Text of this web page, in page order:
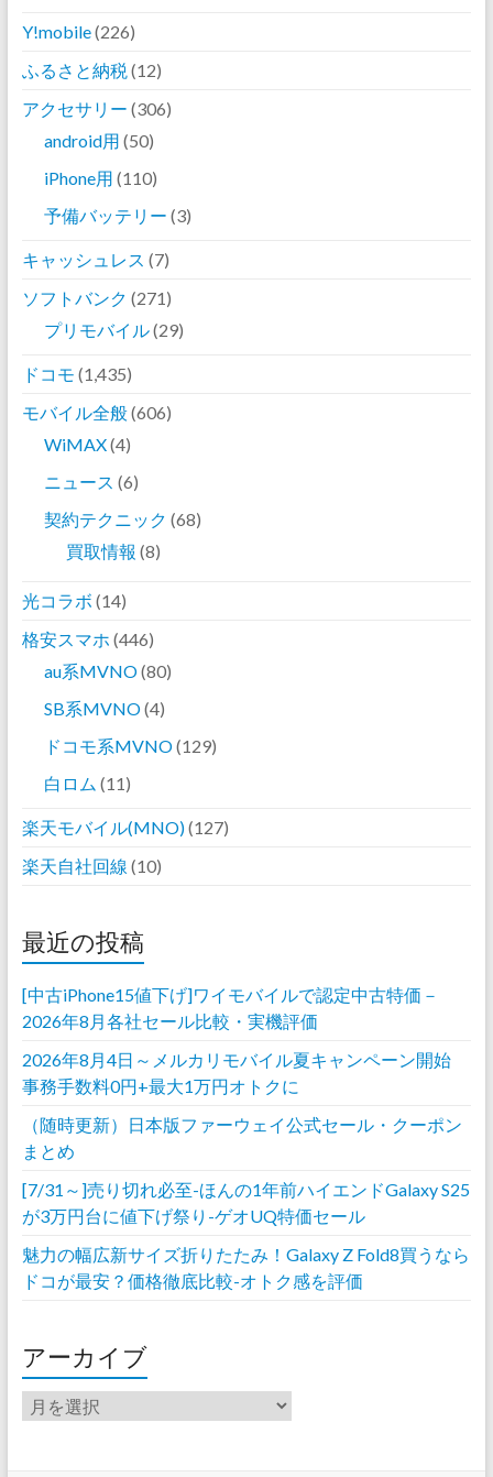
Y!mobile(226)
ふるさと納税(12)
アクセサリー (306)
android用 (50)
iPhone用 (110)
予備バッテリー (3)
キャッシュレス (7)
ソフトバンク (271)
プリモバイル(29)
ドコモ (1,435)
モバイル全般(606)
WiMAX(4)
ニュース (6)
契約テクニック (68)
買取情報 (8)
光コラボ (14)
格安スマホ (446)
au系MVNO(80)
SB系MVNO(4)
ドコモ系MVNO(129)
白ロム (11)
楽天モバイル(MNO)(127)
楽天自社回線 (10)
最近の投稿
[中古iPhone15値下げ]ワイモバイルで認定中古特価－
2026年8月各社セール比較・実機評価
2026年8月4日～メルカリモバイル夏キャンペーン開始
事務手数料0円+最大1万円オトクに
（随時更新）日本版ファーウェイ公式セール・クーポン
まとめ
[7/31～]売り切れ必至-ほんの1年前ハイエンドGalaxy S25
が3万円台に値下げ祭り-ゲオUQ特価セール
魅力の幅広新サイズ折りたたみ！Galaxy Z Fold8買うなら
ドコが最安？価格徹底比較-オトク感を評価
アーカイブ
ア
ー